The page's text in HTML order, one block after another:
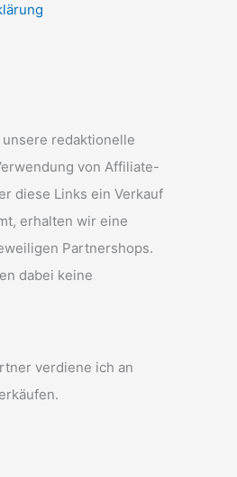
redaktionelle
von Affiliate-
diese Links ein Verkauf
erhalten wir eine
Partnershops.
dabei keine
verdiene ich an